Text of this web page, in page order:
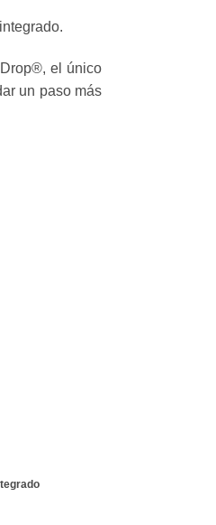
el único
un paso más